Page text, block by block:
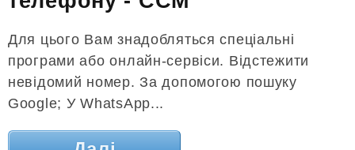
Для цього Вам знадобляться спеціальні
програми або онлайн-сервіси. Відстежити
невідомий номер. За допомогою пошуку
Google; У WhatsApp...